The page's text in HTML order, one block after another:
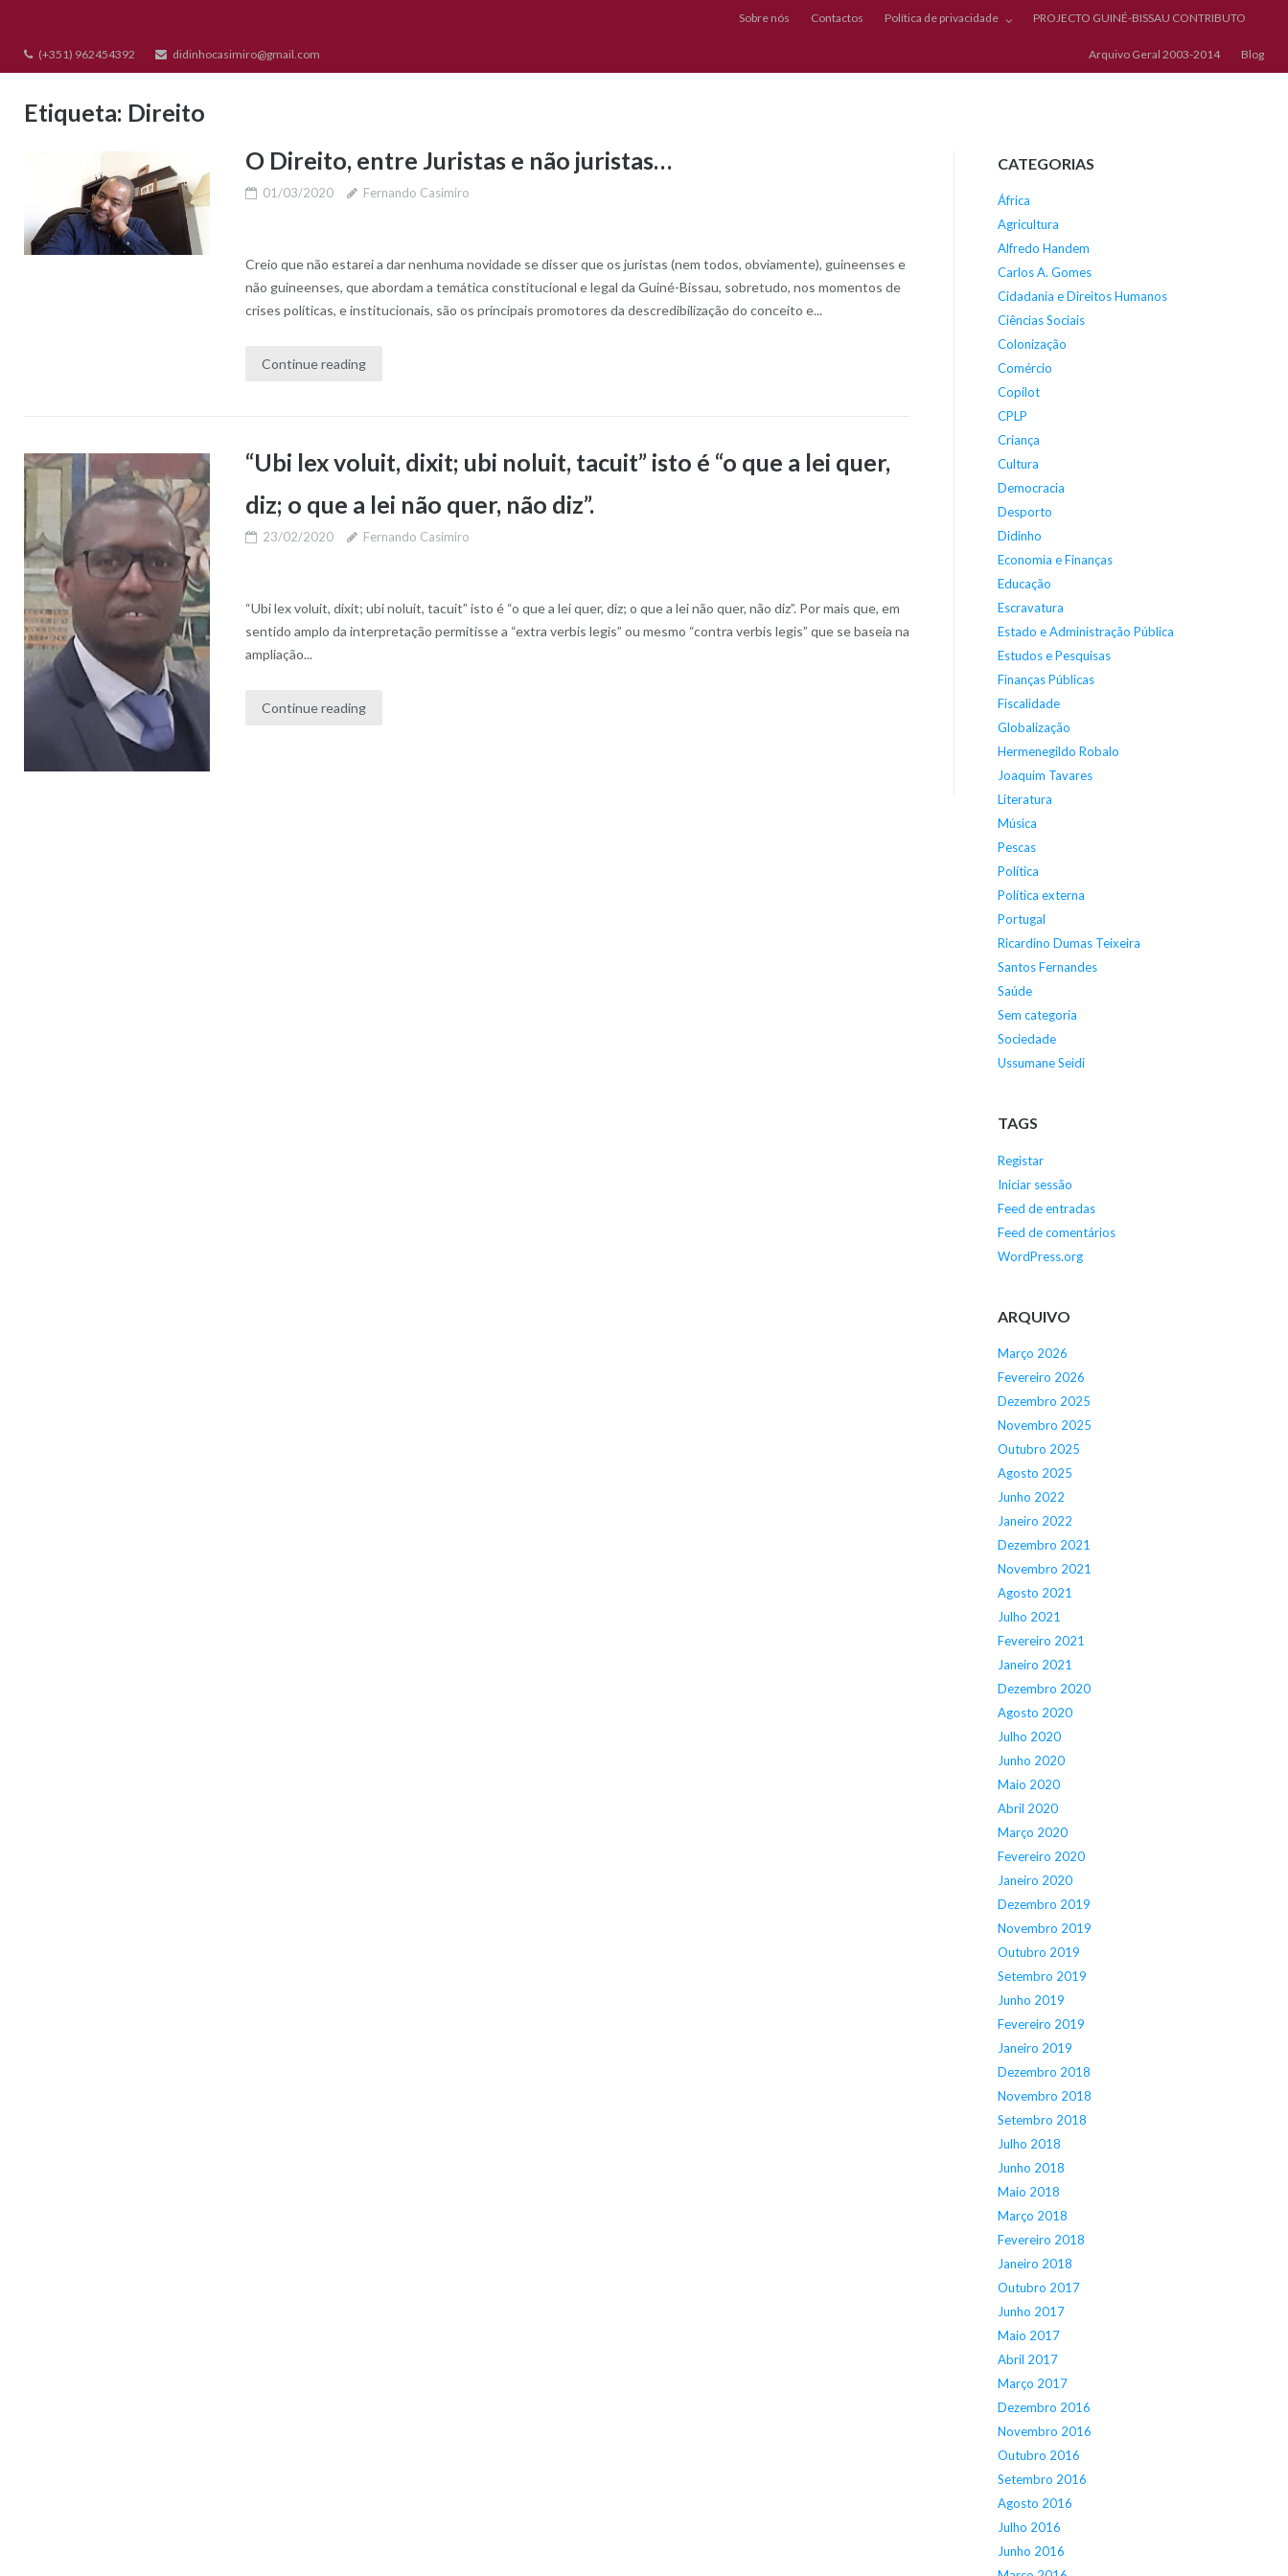
content(+351) 962454392 didinhocasimiro@gmail.com
Sobre nós Contactos Política de privacidade PROJECTO GUINÉ-BISSAU CONTRIBUTO
Arquivo Geral 2003-2014 Blog
Etiqueta: Direito
O Direito, entre Juristas e não juristas…
01/03/2020 Fernando Casimiro
Creio que não estarei a dar nenhuma novidade se disser que os juristas (nem todos, obviamente), guineenses e
não guineenses, que abordam a temática constitucional e legal da Guiné-Bissau, sobretudo, nos momentos de
crises políticas, e institucionais, são os principais promotores da descredibilização do conceito e...
Continue reading
“Ubi lex voluit, dixit; ubi noluit, tacuit” isto é “o que a lei quer,
diz; o que a lei não quer, não diz”.
23/02/2020 Fernando Casimiro
“Ubi lex voluit, dixit; ubi noluit, tacuit” isto é “o que a lei quer, diz; o que a lei não quer, não diz”. Por mais que, em
sentido amplo da interpretação permitisse a “extra verbis legis” ou mesmo “contra verbis legis” que se baseia na
ampliação...
Continue reading
CATEGORIAS
África
Agricultura
Alfredo Handem
Carlos A. Gomes
Cidadania e Direitos Humanos
Ciências Sociais
Colonização
Comércio
Copilot
CPLP
Criança
Cultura
Democracia
Desporto
Didinho
Economia e Finanças
Educação
Escravatura
Estado e Administração Pública
Estudos e Pesquisas
Finanças Públicas
Fiscalidade
Globalização
Hermenegildo Robalo
Joaquim Tavares
Literatura
Música
Pescas
Política
Política externa
Portugal
Ricardino Dumas Teixeira
Santos Fernandes
Saúde
Sem categoria
Sociedade
Ussumane Seidi
TAGS
Registar
Iniciar sessão
Feed de entradas
Feed de comentários
WordPress.org
ARQUIVO
Março 2026
Fevereiro 2026
Dezembro 2025
Novembro 2025
Outubro 2025
Agosto 2025
Junho 2022
Janeiro 2022
Dezembro 2021
Novembro 2021
Agosto 2021
Julho 2021
Fevereiro 2021
Janeiro 2021
Dezembro 2020
Agosto 2020
Julho 2020
Junho 2020
Maio 2020
Abril 2020
Março 2020
Fevereiro 2020
Janeiro 2020
Dezembro 2019
Novembro 2019
Outubro 2019
Setembro 2019
Junho 2019
Fevereiro 2019
Janeiro 2019
Dezembro 2018
Novembro 2018
Setembro 2018
Julho 2018
Junho 2018
Maio 2018
Março 2018
Fevereiro 2018
Janeiro 2018
Outubro 2017
Junho 2017
Maio 2017
Abril 2017
Março 2017
Dezembro 2016
Novembro 2016
Outubro 2016
Setembro 2016
Agosto 2016
Julho 2016
Junho 2016